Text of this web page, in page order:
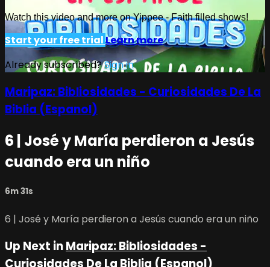
Watch this video and more on Yippee - Faith filled shows!
Start your free trialLearn more
Already subscribed?Sign in
Maripaz: Bibliosidades - Curiosidades De La
Biblia (Espanol)
6 | José y María perdieron a Jesús
cuando era un niño
6m 31s
6 | José y María perdieron a Jesús cuando era un niño
Up Next inMaripaz: Bibliosidades -